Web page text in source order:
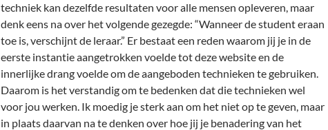
techniek kan dezelfde resultaten voor alle mensen opleveren, maar
denk eens na over het volgende gezegde: “Wanneer de student eraan
toe is, verschijnt de leraar.” Er bestaat een reden waarom jij je in de
eerste instantie aangetrokken voelde tot deze website en de
innerlijke drang voelde om de aangeboden technieken te gebruiken.
Daarom is het verstandig om te bedenken dat die technieken wel
voor jou werken. Ik moedig je sterk aan om het niet op te geven, maar
in plaats daarvan na te denken over hoe jij je benadering van het